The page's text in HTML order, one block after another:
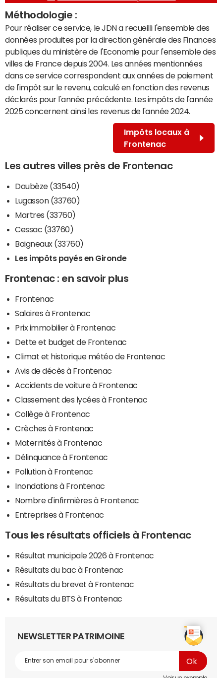
Méthodologie :
Pour réaliser ce service, le JDN a recueilli l'ensemble des
données produites par la direction générale des Finances
publiques du ministère de l'Economie pour l'ensemble des
villes de France depuis 2004. Les années mentionnées
dans ce service correspondent aux années de paiement
de l'impôt sur le revenu, calculé en fonction des revenus
déclarés pour l'année précédente. Les impôts de l'année
2025 concernent ainsi les revenus de l'année 2024.
Impôts locaux à
Frontenac
Les autres villes près de Frontenac
Daubèze (33540)
Lugasson (33760)
Martres (33760)
Cessac (33760)
Baigneaux (33760)
Les impôts payés en Gironde
Frontenac : en savoir plus
Frontenac
Salaires à Frontenac
Prix immobilier à Frontenac
Dette et budget de Frontenac
Climat et historique météo de Frontenac
Avis de décès à Frontenac
Accidents de voiture à Frontenac
Classement des lycées à Frontenac
Collège à Frontenac
Crèches à Frontenac
Maternités à Frontenac
Délinquance à Frontenac
Pollution à Frontenac
Inondations à Frontenac
Nombre d'infirmières à Frontenac
Entreprises à Frontenac
Tous les résultats officiels à Frontenac
Résultat municipale 2026 à Frontenac
Résultats du bac à Frontenac
Résultats du brevet à Frontenac
Résultats du BTS à Frontenac
NEWSLETTER PATRIMOINE